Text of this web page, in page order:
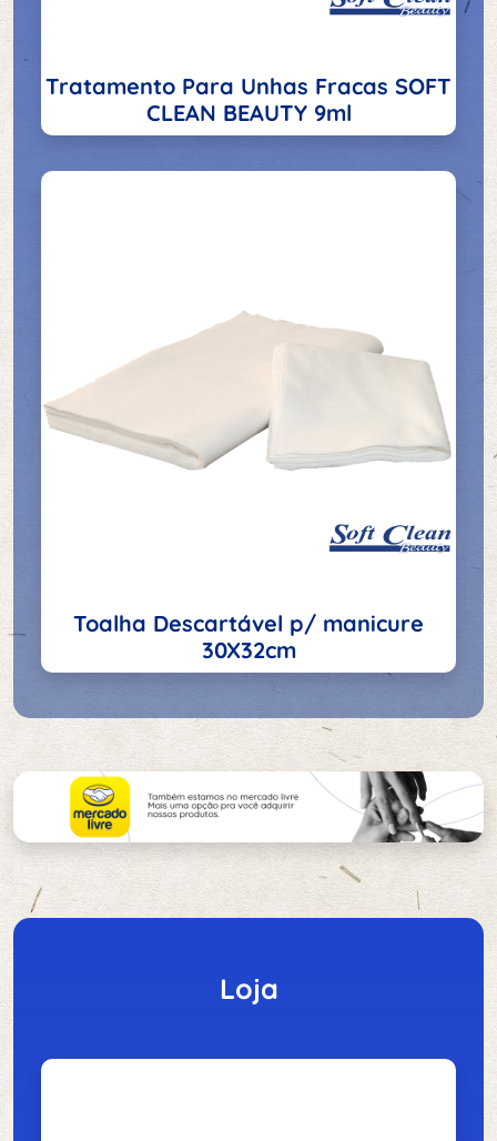
Tratamento Para Unhas Fracas SOFT
CLEAN BEAUTY 9ml
Toalha Descartável p/ manicure
30X32cm
Loja